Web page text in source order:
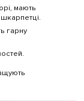
мають
гарну